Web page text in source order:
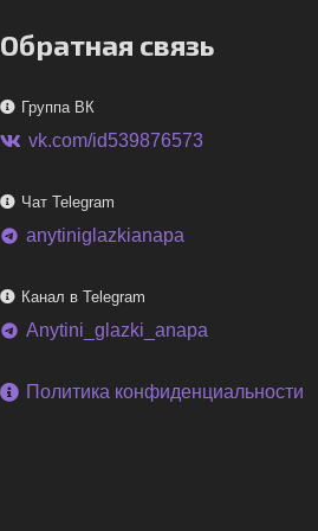
Обратная связь
Группа ВК
vk.com/id539876573
Чат Telegram
telegram anytiniglazkianapa
Канал в Telegram
telegram Anytini_glazki_anapa
Политика конфиденциальности